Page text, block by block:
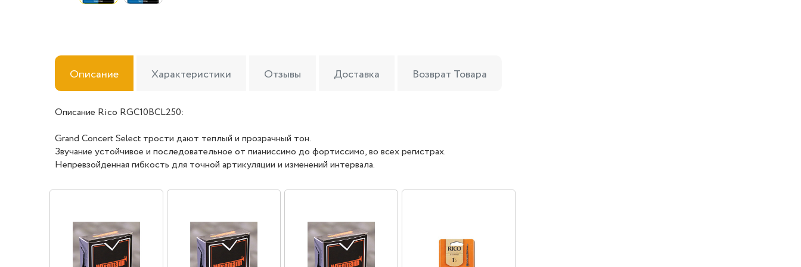
Описание Характеристики Отзывы Доставка Возврат Товара
Описание Rico RGC10BCL250:
Grand Concert Select трости дают теплый и прозрачный тон.
Звучание устойчивое и последовательное от пианиссимо до фортиссимо, во всех регистрах.
Непревзойденная гибкость для точной артикуляции и изменений интервала.